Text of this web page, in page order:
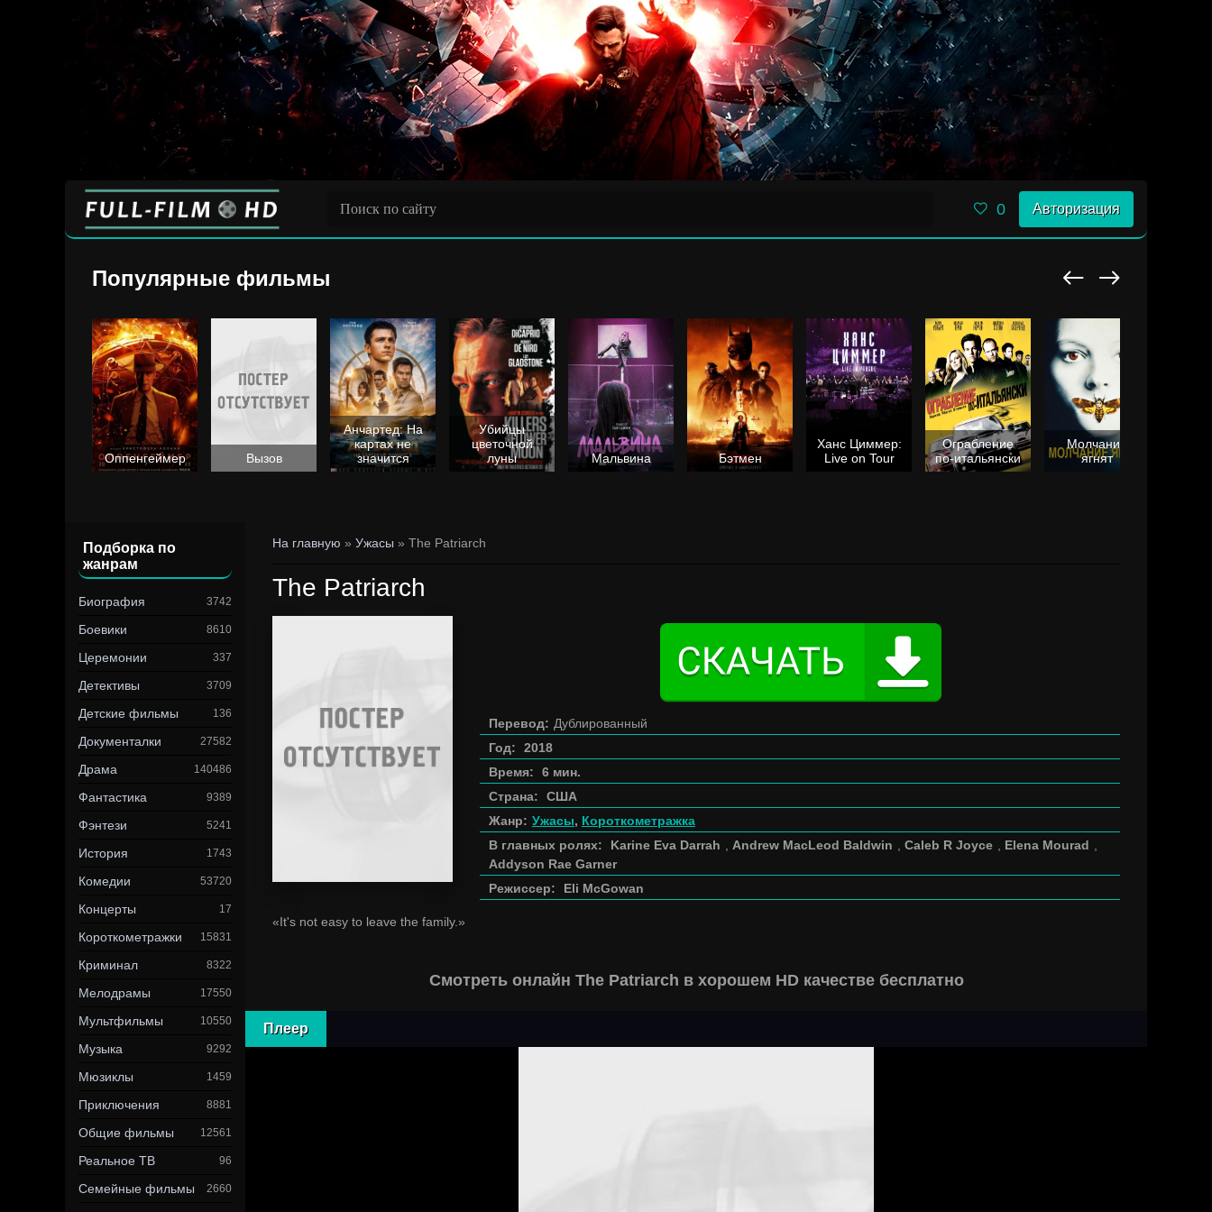
0 Авторизация
Популярные фильмы
Оппенгеймер Вызов
Анчартед: На
картах не
значится
Убийцы
цветочной
луны
Мальвина Бэтмен
Ханс Циммер:
Live on Tour
Ограбление
по-итальянски
Молчание
ягнят
Подборка по
жанрам
Биография 3742
Боевики 8610
Церемонии 337
Детективы 3709
Детские фильмы 136
Документалки 27582
Драма 140486
Фантастика 9389
Фэнтези 5241
История 1743
Комедии 53720
Концерты 17
Короткометражки 15831
Криминал 8322
Мелодрамы 17550
Мультфильмы 10550
Музыка 9292
Мюзиклы 1459
Приключения 8881
Общие фильмы 12561
Реальное ТВ 96
Семейные фильмы 2660
На главную » Ужасы » The Patriarch
The Patriarch
Перевод: Дублированный
Год:
2018
Время:
6 мин.
Страна:
США
Жанр: Ужасы, Короткометражка
В главных ролях:
Karine Eva Darrah Andrew MacLeod Baldwin Caleb R Joyce Elena Mourad
Addyson Rae Garner
Режиссер:
Eli McGowan
«It's not easy to leave the family.»
Смотреть онлайн The Patriarch в хорошем HD качестве бесплатно
Плеер